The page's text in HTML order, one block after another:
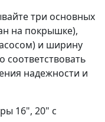
три основных
на покрышке),
и ширину
надежности и
16", 20" с